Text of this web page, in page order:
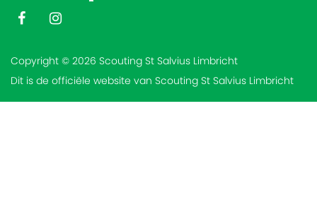
Copyright © 2026 Scouting St Salvius Limbricht
Dit is de officiële website van Scouting St Salvius Limbricht